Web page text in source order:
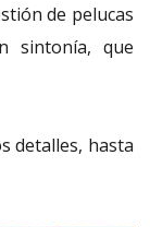
de pelucas
sintonía, que
detalles, hasta